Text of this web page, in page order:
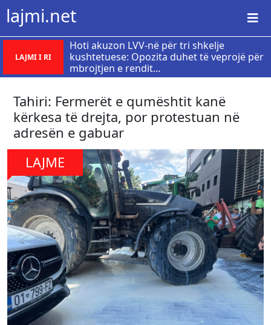
lajmi.net
LAJMI I RI
Hoti akuzon LVV-në për tri shkelje
kushtetuese: Opozita duhet të veprojë për
mbrojtjen e rendit...
Tahiri: Fermerët e qumështit kanë
kërkesa të drejta, por protestuan në
adresën e gabuar
LAJME